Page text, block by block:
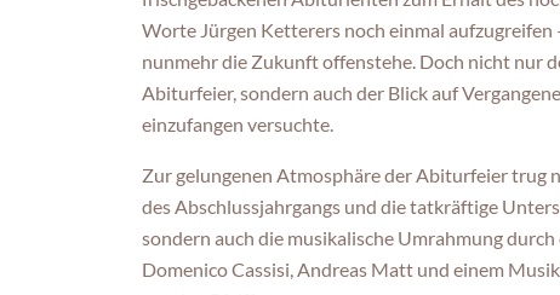
Worte Jürgen Ketterers noch einmal aufzugreifen
nunmehr die Zukunft offenstehe. Doch nicht nur
Abiturfeier, sondern auch der Blick auf
einzufangen versuchte.
Zur gelungenen Atmosphäre der Abiturfeier trug
des Abschlussjahrgangs und die tatkräftige
sondern auch die musikalische Umrahmung
Domenico Cassisi, Andreas Matt und einem